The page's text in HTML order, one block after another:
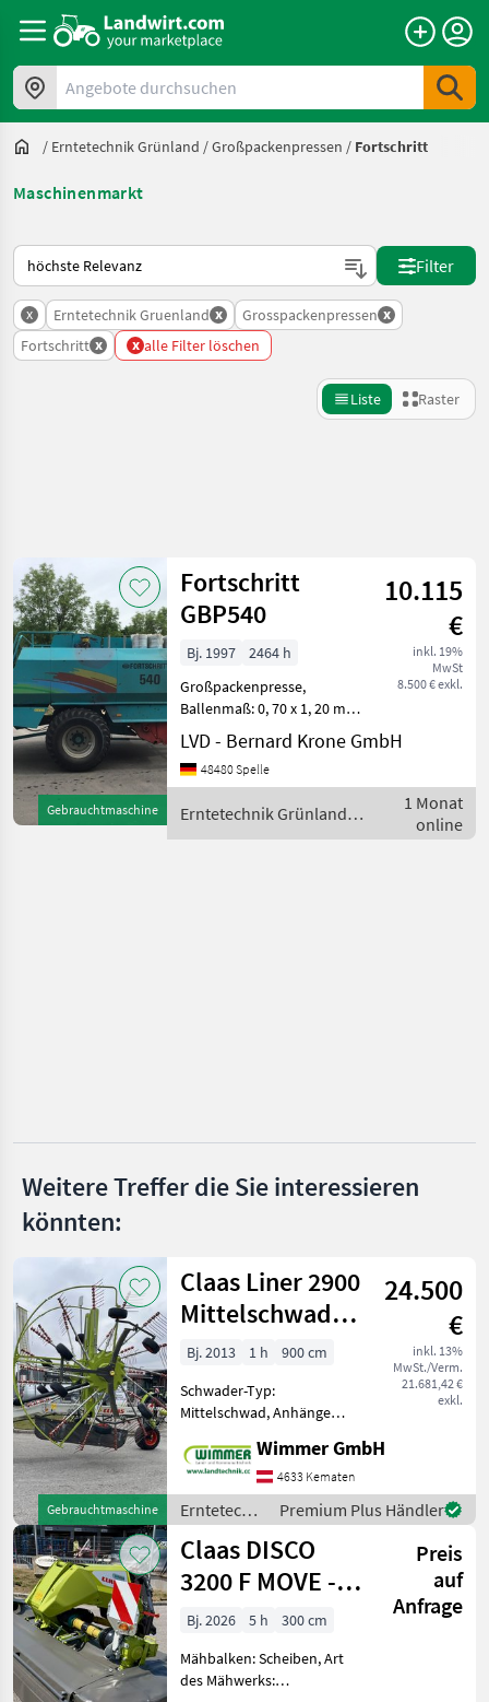
Angebote durchsuchen
/ Erntetechnik Grünland /Großpackenpressen / Fortschritt
Maschinenmarkt
So wird auf Landwirt.com sortiert
Filter
x Erntetechnik Gruenland x Grosspackenpressen x
Fortschritt x x alle Filter löschen
Liste Raster
Kategorie 4 Land Filter
AKTUELLER
PFAD
Landtechnik
Erntetechnik
Gruenland
Grosspackenpressen
Alle 14
anzeigen
Marktplatz Händlerangebote Kleinanzeigen
Zurücksetzen
1
Ergebnisse
anzeigen
Gebrauchtmaschine
Fortschritt
GBP540
10.115
€
inkl. 19%
MwSt
8.500 € exkl.
Bj. 1997
2464 h
Großpackenpresse,
Ballenmaß: 0, 70 x 1, 20 m,
Einzelachse,
Druckluftbremse,
Garnbindung, 5 Knoter,
18 m Pick-Up,
Rollenniederhalter,
LVD - Bernard Krone GmbH
48480 Spelle
Erntetechnik Grünland /
Fortschritt
1 Monat
online
Weitere Treffer die Sie interessieren
könnten:
Gebrauchtmaschine
Claas Liner 2900
Mittelschwader -
Gebrauchter
Schwader
24.500
€
inkl. 13%
MwSt./Verm.
21.681,42 €
exkl.
Bj. 2013 1 h
900 cm
Schwader-Typ:
Mittelschwad, Anhänge
8, 2-9m Arbeitsbreite, 6-Rad
Fahrwerk, Neuwertiger
Zustand ✅
Außergewöhnlich gut
erhaltener Claas LINER 2
Wimmer GmbH
4633 Kematen
Erntetechnik
Grünland /
Claas
Premium Plus Händler
Claas DISCO
3200 F MOVE -
Vorführer
Preis
auf
Anfrage
Bj. 2026 5 h
300 cm
Mähbalken: Scheiben, Art
des Mähwerks: